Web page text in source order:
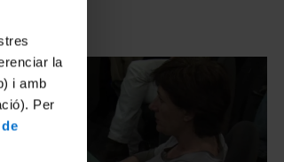
la
i amb
Per